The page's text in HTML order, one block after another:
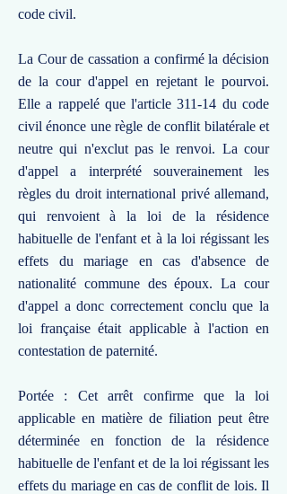
code civil.
La Cour de cassation a confirmé la décision
de la cour d'appel en rejetant le pourvoi.
Elle a rappelé que l'article 311-14 du code
civil énonce une règle de conflit bilatérale et
neutre qui n'exclut pas le renvoi. La cour
d'appel a interprété souverainement les
règles du droit international privé allemand,
qui renvoient à la loi de la résidence
habituelle de l'enfant et à la loi régissant les
effets du mariage en cas d'absence de
nationalité commune des époux. La cour
d'appel a donc correctement conclu que la
loi française était applicable à l'action en
contestation de paternité.
Portée : Cet arrêt confirme que la loi
applicable en matière de filiation peut être
déterminée en fonction de la résidence
habituelle de l'enfant et de la loi régissant les
effets du mariage en cas de conflit de lois. Il